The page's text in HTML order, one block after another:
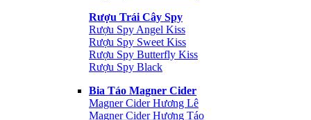
Rượu Trái Cây Spy
Rượu Spy Angel Kiss
Rượu Spy Sweet Kiss
Rượu Spy Butterfly Kiss
Rượu Spy Black
Bia Táo Magner Cider
Magner Cider Hương Lê
Magner Cider Hương Táo